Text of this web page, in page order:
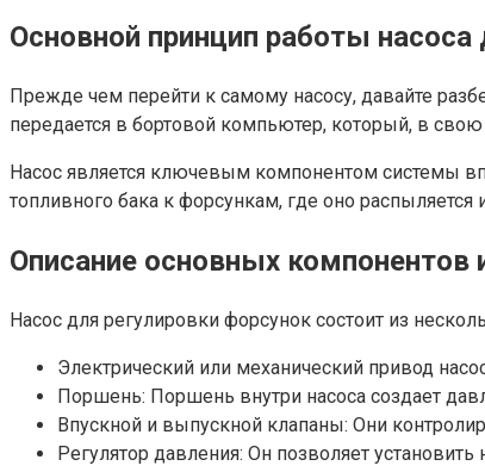
Основной принцип работы насоса
Прежде чем перейти к самому насосу, давайте
передается в бортовой компьютер, который, в
Насос является ключевым компонентом системы
топливного бака к форсункам, где оно распыляется
Описание основных компонентов
Насос для регулировки форсунок состоит из
Электрический или механический привод
Поршень: Поршень внутри насоса создает
Впускной и выпускной клапаны: Они
Регулятор давления: Он позволяет